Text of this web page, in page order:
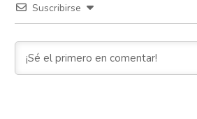
Suscribirse